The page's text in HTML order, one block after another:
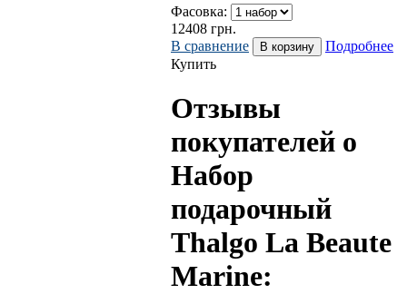
Фасовка:
12408 грн.
В сравнение
Подробнее
Купить
Отзывы
покупателей о
Набор
подарочный
Thalgo La Beaute
Marine: